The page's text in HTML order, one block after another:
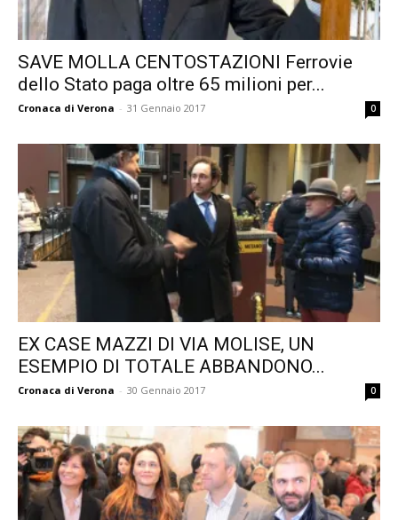
SAVE MOLLA CENTOSTAZIONI Ferrovie
dello Stato paga oltre 65 milioni per...
Cronaca di Verona - 31 Gennaio 2017 0
EX CASE MAZZI DI VIA MOLISE, UN
ESEMPIO DI TOTALE ABBANDONO...
Cronaca di Verona - 30 Gennaio 2017 0